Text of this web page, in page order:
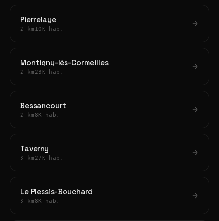
Pierrelaye
2 km 10K hab.
Montigny-lès-Cormeilles
2 km 23K hab.
Bessancourt
2 km 8K hab.
Taverny
3 km 27K hab.
Le Plessis-Bouchard
3 km 8K hab.